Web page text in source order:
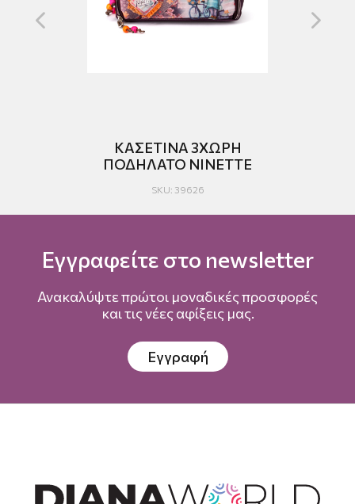
ΚΑΣΕΤΙΝΑ 3ΧΩΡΗ
ΠΟΔΗΛΑΤΟ NINETTE
SKU: 39626
Εγγραφείτε στο newsletter
Ανακαλύψτε πρώτοι μοναδικές προσφορές
και τις νέες αφίξεις μας.
Εγγραφή